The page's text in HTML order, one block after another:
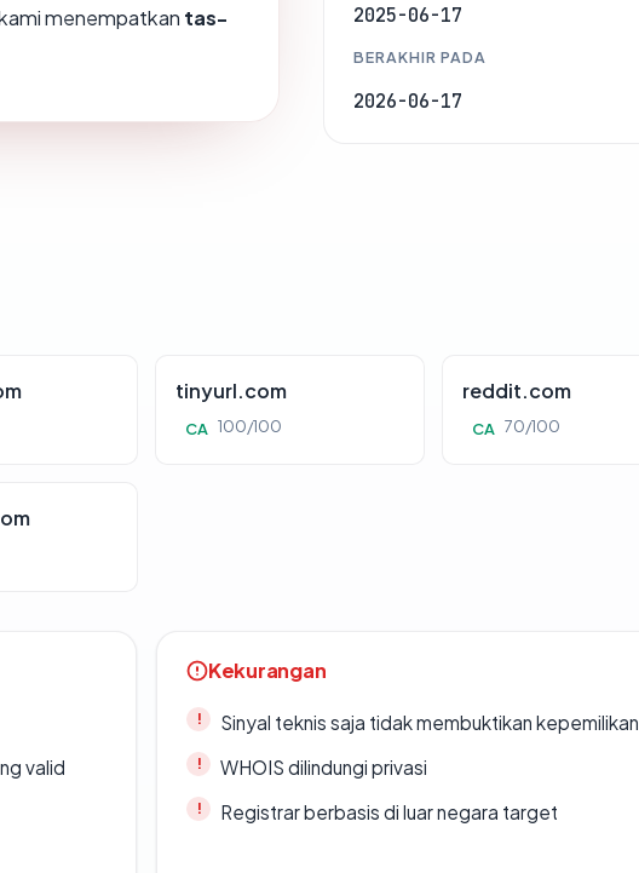
menempatkan tas-
2025-06-17
BERAKHIR PADA
2026-06-17
tinyurl.com
CA 100/100
reddit.com
CA 70/100
valid
Kekurangan
Sinyal teknis saja tidak membuktikan kepemilikan
WHOIS dilindungi privasi
Registrar berbasis di luar negara target